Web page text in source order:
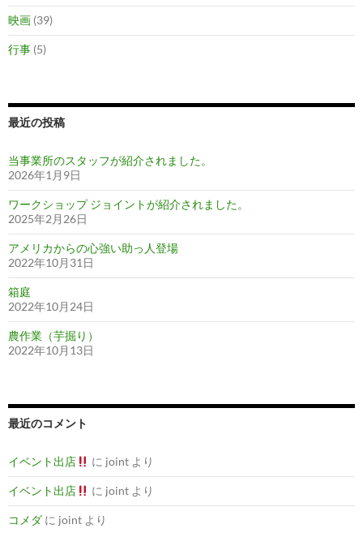
映画 (39)
行事 (5)
最近の投稿
当事業所のスタッフが紹介されました。
2026年1月9日
ワークショップ ジョイントが紹介されました。
2025年2月26日
アメリカからの心強い助っ人登場
2022年10月31日
箱庭
2022年10月24日
農作業（芋掘り）
2022年10月13日
最近のコメント
イベント出店 に jointより
イベント出店 に jointより
コメダ に joint より